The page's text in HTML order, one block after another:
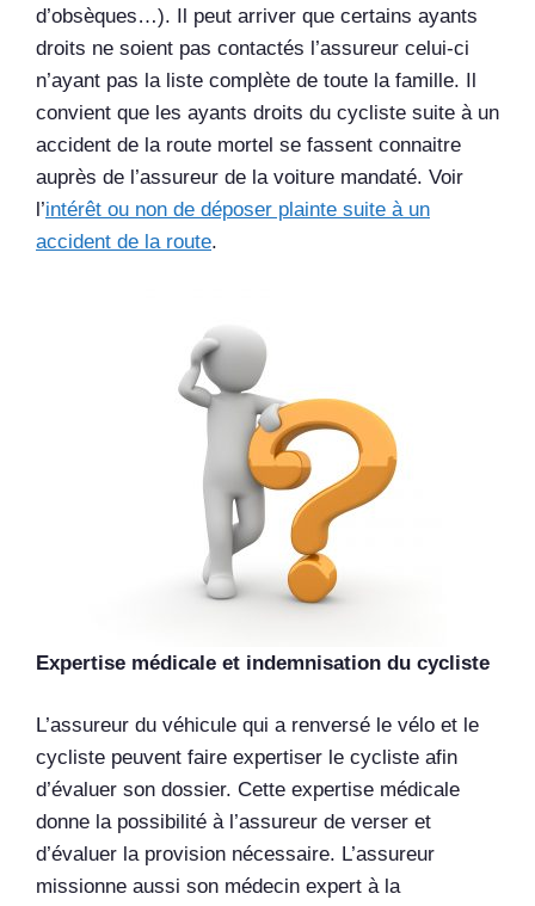
d’obsèques…). Il peut arriver que certains ayants
droits ne soient pas contactés l’assureur celui-ci
n’ayant pas la liste complète de toute la famille. Il
convient que les ayants droits du cycliste suite à un
accident de la route mortel se fassent connaitre
auprès de l’assureur de la voiture mandaté. Voir
l’intérêt ou non de déposer plainte suite à un
accident de la route.
Expertise médicale et indemnisation du cycliste
L’assureur du véhicule qui a renversé le vélo et le
cycliste peuvent faire expertiser le cycliste afin
d’évaluer son dossier. Cette expertise médicale
donne la possibilité à l’assureur de verser et
d’évaluer la provision nécessaire. L’assureur
missionne aussi son médecin expert à la